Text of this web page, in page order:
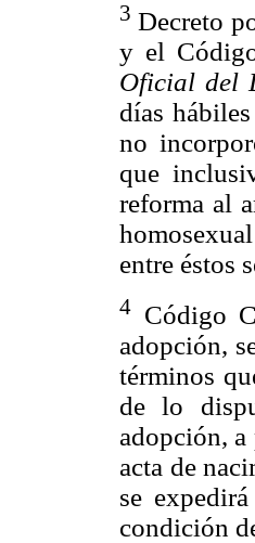
3 Decreto
y el
Oficial del
días
no
que
reforma al
entre éstos
4 Código
adopción,
términos
de lo
adopción, a
acta de
se
condición